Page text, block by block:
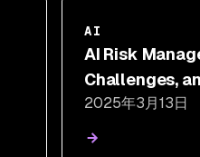
AI
AI Risk
Challenges,
2025年3月13日